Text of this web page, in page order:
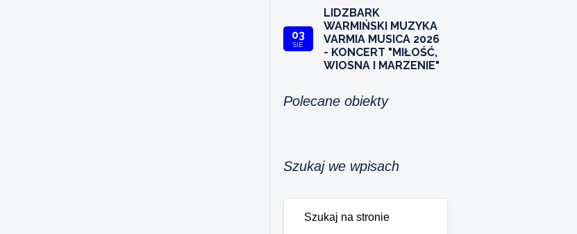
03
SIE
LIDZBARK
WARMIŃSKI MUZYKA
VARMIA MUSICA 2026
- KONCERT "MIŁOŚĆ,
WIOSNA I MARZENIE"
Polecane obiekty
Szukaj we wpisach